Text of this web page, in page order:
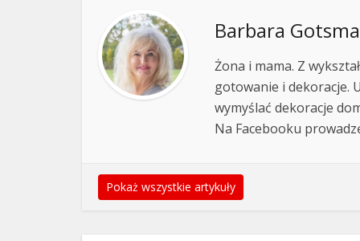
Barbara
Żona i mama. Z
gotowanie i dekoracje.
wymyślać dekoracje
Na Facebooku
Pokaż wszystkie artykuły